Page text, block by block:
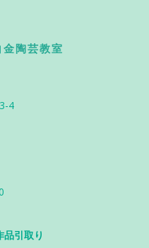
陶芸教室
4
品引取り